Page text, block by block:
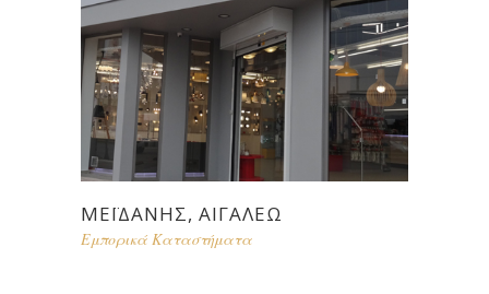
ΜΕΪΔΆΝΗΣ, ΑΙΓΑΛΕΩ
Εμπορικά Καταστήματα